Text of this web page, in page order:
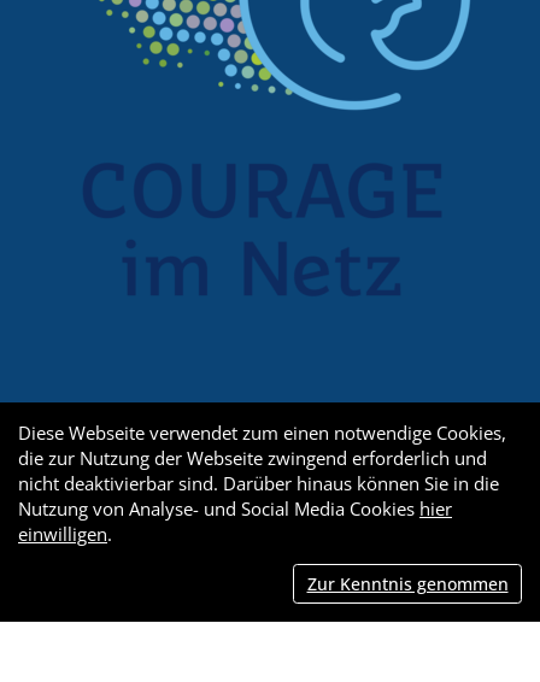
Diese Webseite verwendet zum einen notwendige Cookies,
die zur Nutzung der Webseite zwingend erforderlich und
nicht deaktivierbar sind. Darüber hinaus können Sie in die
Nutzung von Analyse- und Social Media Cookies hier
einwilligen.
Zur Kenntnis genommen